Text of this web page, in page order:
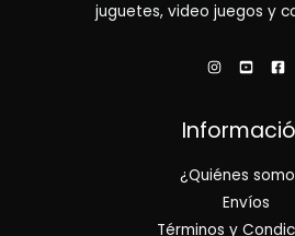
juguetes, video juegos y
¿Quiénes
Envíos
Términos y